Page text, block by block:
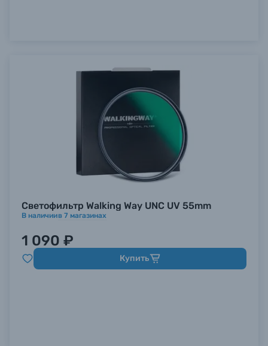
Светофильтр Walking Way UNC UV 55mm
В наличиив 7 магазинах
1 090 ₽
Купить